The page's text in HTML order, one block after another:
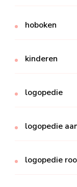
hoboken
kinderen
logopedie
logopedie
logopedie